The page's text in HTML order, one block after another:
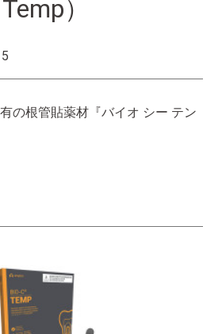
）
の根管貼薬材『バイオ シー テン